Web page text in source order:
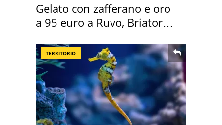
Gelato con zafferano e oro
a 95 euro a Ruvo, Briatore
TERRITORIO